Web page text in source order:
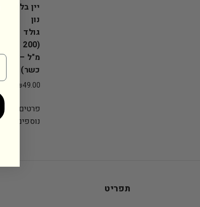
יין בלו
נון
גולד
(200
מ"ל –
כשר)
₪49.00
פרטים
נוספים
תפריט